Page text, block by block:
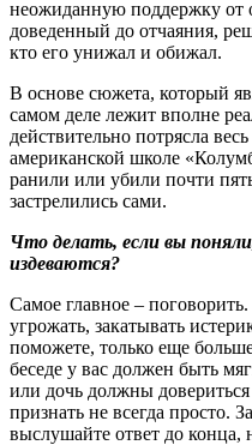
неожиданную поддержку от
доведенный до отчаяния,
кто его унижал и обижал.
В основе сюжета, который
самом деле лежит вполне
действительно потрясла
американской школе
ранили или убили почти
застрелились сами.
Что делать, если вы
издеваются?
Самое главное –
угрожать, закатывать
поможете, только еще
беседе у вас должен быть
или дочь должны
признать не всегда просто.
выслушайте ответ до конца,